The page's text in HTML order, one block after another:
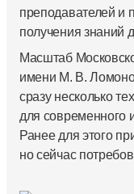
преподавателей и
получения знаний
Масштаб
имени М. В.
сразу несколько
для современного
Ранее для этого
но сейчас